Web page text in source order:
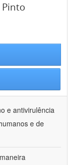
e antivirulência
e de